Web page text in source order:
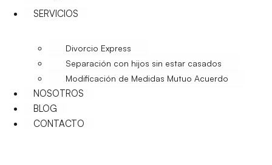
SERVICIOS
Divorcio Express
Separación con hijos sin estar casados
Modificación de Medidas Mutuo Acuerdo
NOSOTROS
BLOG
CONTACTO